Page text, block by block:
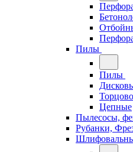
Пилы
Пилы
Цепные
Пылесосы,
Рубанки,